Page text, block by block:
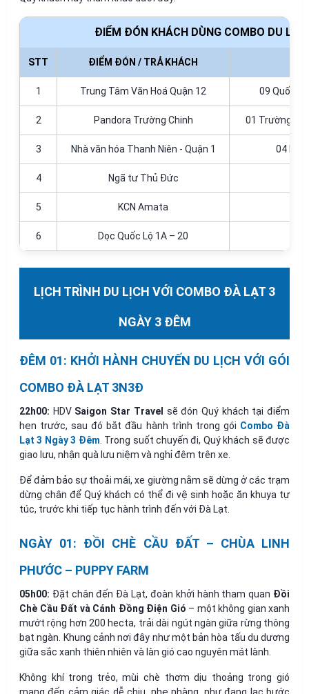
ĐIỂM ĐÓN KHÁCH DÙNG COMBO DU
STT ĐIỂM ĐÓN / TRẢ KHÁCH
1 Trung Tâm Văn Hoá Quận 12 09 Quốc lộ
2 Pandora Trường Chinh 01 Trường
3 Nhà văn hóa Thanh Niên - Quận 1 04
4 Ngã tư Thủ Đức
5 KCN Amata
6 Dọc Quốc Lộ 1A – 20
LỊCH TRÌNH DU LỊCH VỚI COMBO ĐÀ LẠT 3
NGÀY 3 ĐÊM
ĐÊM 01: KHỞI HÀNH CHUYẾN DU LỊCH VỚI GÓI
COMBO ĐÀ LẠT 3N3Đ
22h00: HDV Saigon Star Travel sẽ đón Quý khách tại điểm
hẹn trước, sau đó bắt đầu hành trình trong gói Combo Đà
Lạt 3 Ngày 3 Đêm . Trong suốt chuyến đi, Quý khách sẽ được
giao lưu, nhận quà lưu niệm và nghỉ đêm trên xe.
Để đảm bảo sự thoải mái, xe giường nằm sẽ dừng ở các trạm
dừng chân để Quý khách có thể đi vệ sinh hoặc ăn khuya tự
túc, trước khi tiếp tục hành trình đến với Đà Lạt.
NGÀY 01: ĐỒI CHÈ CẦU ĐẤT – CHÙA LINH
PHƯỚC – PUPPY FARM
05h00: Đặt chân đến Đà Lạt, đoàn khởi hành tham quan Đồi
Chè Cầu Đất và Cánh Đồng Điện Gió – một không gian xanh
mướt rộng hơn 200 hecta, trải dài ngút ngàn giữa rừng thông
bạt ngàn. Khung cảnh nơi đây như một bản hòa tấu du dương
giữa sắc xanh thiên nhiên và làn gió cao nguyên mát lành.
Không khí trong trẻo, mùi chè thơm dịu thoảng trong gió